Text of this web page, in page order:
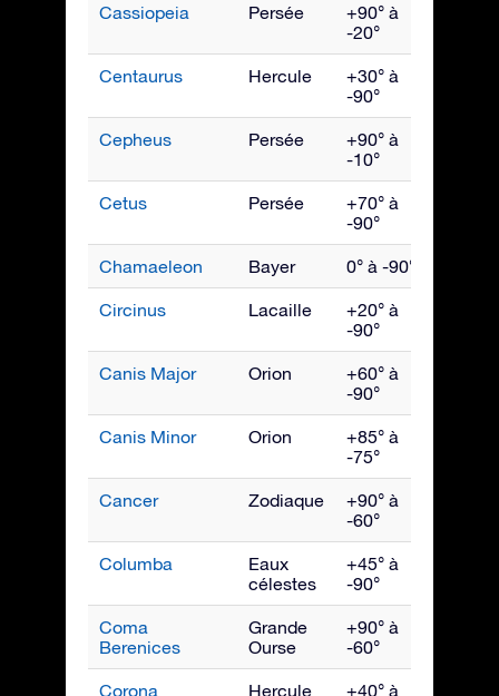
Cassiopeia Persée
+90° à
-20°
Centaurus Hercule
+30° à
-90°
Cepheus Persée
+90° à
-10°
Cetus Persée
+70° à
-90°
Chamaeleon Bayer 0° à -90°
Circinus Lacaille
+20° à
-90°
Canis Major Orion
+60° à
-90°
Canis Minor Orion
+85° à
-75°
Cancer Zodiaque
+90° à
-60°
Columba
Eaux
célestes
+45° à
-90°
Coma
Berenices
Grande
Ourse
+90° à
-60°
Corona Hercule +40° à